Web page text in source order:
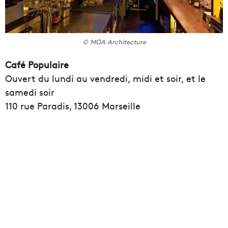
© MOA Architecture
Café Populaire
Ouvert du lundi au vendredi, midi et soir, et le
samedi soir
110 rue Paradis, 13006 Marseille